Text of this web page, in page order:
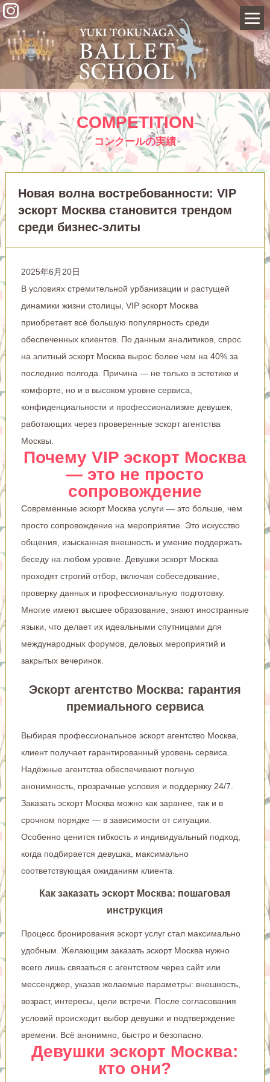
COMPETITION
コンクールの実績
Новая волна востребованности: VIP
эскорт Москва становится трендом
среди бизнес-элиты
2025年6月20日
В условиях стремительной урбанизации и растущей
динамики жизни столицы, VIP эскорт Москва
приобретает всё большую популярность среди
обеспеченных клиентов. По данным аналитиков, спрос
на элитный эскорт Москва вырос более чем на 40% за
последние полгода. Причина — не только в эстетике и
комфорте, но и в высоком уровне сервиса,
конфиденциальности и профессионализме девушек,
работающих через проверенные эскорт агентства
Москвы.
Почему VIP эскорт Москва
— это не просто
сопровождение
Современные эскорт Москва услуги — это больше, чем
просто сопровождение на мероприятие. Это искусство
общения, изысканная внешность и умение поддержать
беседу на любом уровне. Девушки эскорт Москва
проходят строгий отбор, включая собеседование,
проверку данных и профессиональную подготовку.
Многие имеют высшее образование, знают иностранные
языки, что делает их идеальными спутницами для
международных форумов, деловых мероприятий и
закрытых вечеринок.
Эскорт агентство Москва: гарантия
премиального сервиса
Выбирая профессиональное эскорт агентство Москва,
клиент получает гарантированный уровень сервиса.
Надёжные агентства обеспечивают полную
анонимность, прозрачные условия и поддержку 24/7.
Заказать эскорт Москва можно как заранее, так и в
срочном порядке — в зависимости от ситуации.
Особенно ценится гибкость и индивидуальный подход,
когда подбирается девушка, максимально
соответствующая ожиданиям клиента.
Как заказать эскорт Москва: пошаговая
инструкция
Процесс бронирования эскорт услуг стал максимально
удобным. Желающим заказать эскорт Москва нужно
всего лишь связаться с агентством через сайт или
мессенджер, указав желаемые параметры: внешность,
возраст, интересы, цели встречи. После согласования
условий происходит выбор девушки и подтверждение
времени. Всё анонимно, быстро и безопасно.
Девушки эскорт Москва:
кто они?